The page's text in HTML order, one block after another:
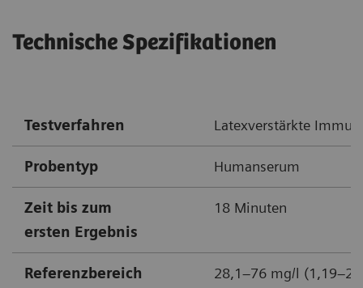
Technische Spezifikationen
Testverfahren Latexverstärkte
Probentyp Humanserum
Zeit bis zum
ersten Ergebnis
18 Minuten
Referenzbereich 28,1–76 mg/l